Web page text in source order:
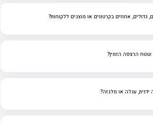
אחוזים בקרטונים או מוצגים ללקוחות?
הרצפה הזמין?
עגלה או מלגזה?